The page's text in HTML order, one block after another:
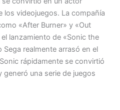
los videojuegos. La compañía
«After Burner» y «Out
lanzamiento de «Sonic the
realmente arrasó en el
rápidamente se convirtió
generó una serie de juegos